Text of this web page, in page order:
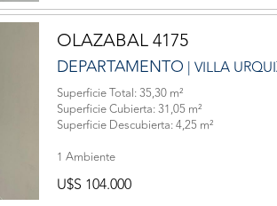
OLAZABAL 4175
DEPARTAMENTO | VILLA
Superficie Total: 35,30 m²
Superficie Cubierta: 31,05 m²
Superficie Descubierta: 4,25 m²
1 Ambiente
U$S 104.000